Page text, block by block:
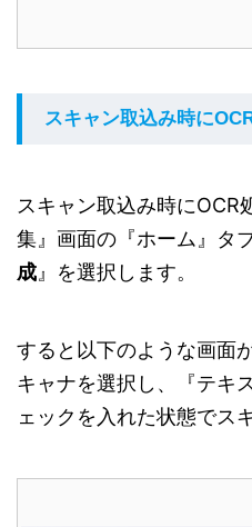
スキャン取込み時に
スキャン取込み時にOCR
集』画面の『ホーム』タ
成』を選択します。
すると以下のような画面
キャナを選択し、『テキ
ェックを入れた状態でス